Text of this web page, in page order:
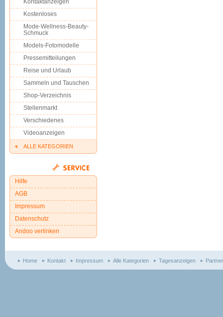
Kontaktanzeigen
Kostenloses
Mode-Wellness-Beauty-
Schmuck
Models-Fotomodelle
Pressemitteilungen
Reise und Urlaub
Sammeln und Tauschen
Shop-Verzeichnis
Stellenmarkt
Verschiedenes
Videoanzeigen
ALLE KATEGORIEN
Hilfe
AGB
Impressum
Datenschutz
Andoo verlinken
Home Kontakt Impressum Alle Kategorien Tagesanzeigen Partner